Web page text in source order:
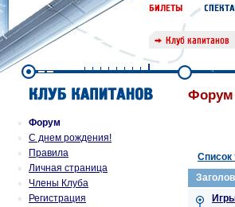
Форум
С днем рождения!
Правила
Личная страница
Члены Клуба
Регистрация
Форум
Список